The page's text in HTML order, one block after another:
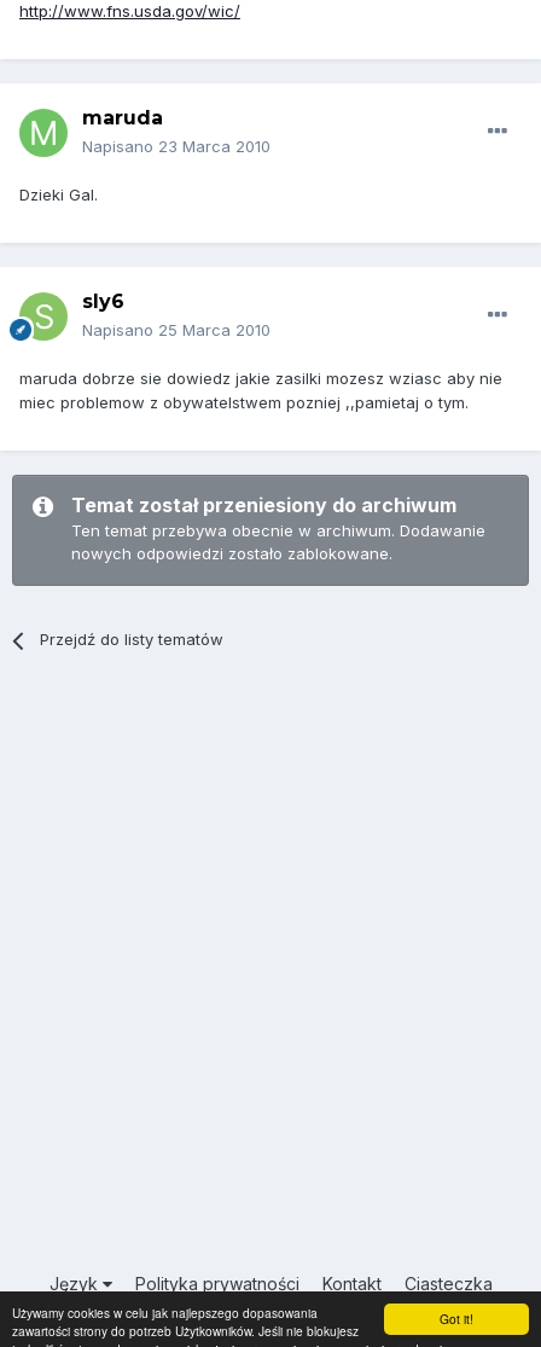
Got it!
Używamy cookies w celu jak najlepszego dopasowania
zawartości strony do potrzeb Użytkowników. Jeśli nie blokujesz
http://www.fns.usda.gov/wic/
maruda
Napisano 23 Marca 2010
Dzieki Gal.
sly6
Napisano 25 Marca 2010
maruda dobrze sie dowiedz jakie zasilki mozesz wziasc aby nie
miec problemow z obywatelstwem pozniej ,,pamietaj o tym.
Temat został przeniesiony do archiwum
Ten temat przebywa obecnie w archiwum. Dodawanie
nowych odpowiedzi zostało zablokowane.
Przejdź do listy tematów
Język Polityka prywatności Kontakt Ciasteczka
USA.INFO.PL
Powered by Invision Community